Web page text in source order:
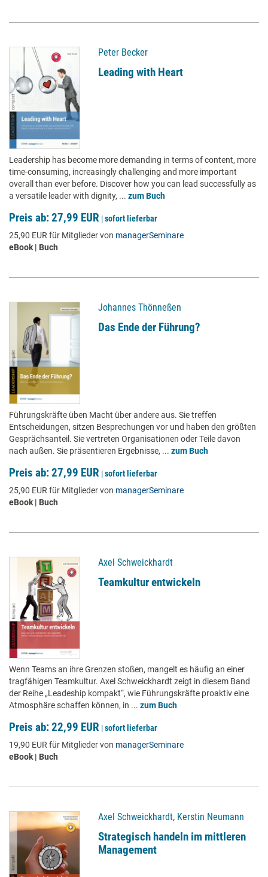
Peter Becker
Leading with Heart
Leadership has become more demanding in terms of content, more
time-consuming, increasingly challenging and more important
overall than ever before. Discover how you can lead successfully as
a versatile leader with dignity, ... zum Buch
Preis ab: 27,99 EUR |sofort lieferbar
25,90 EUR für Mitglieder von managerSeminare
eBook | Buch
Johannes Thönneßen
Das Ende der Führung?
Führungskräfte üben Macht über andere aus. Sie treffen
Entscheidungen, sitzen Besprechungen vor und haben den größten
Gesprächsanteil. Sie vertreten Organisationen oder Teile davon
nach außen. Sie präsentieren Ergebnisse, ... zum Buch
Preis ab: 27,99 EUR |sofort lieferbar
25,90 EUR für Mitglieder von managerSeminare
eBook | Buch
Axel Schweickhardt
Teamkultur entwickeln
Wenn Teams an ihre Grenzen stoßen, mangelt es häufig an einer
tragfähigen Teamkultur. Axel Schweickhardt zeigt in diesem Band
der Reihe „Leadeship kompakt“, wie Führungskräfte proaktiv eine
Atmosphäre schaffen können, in ... zum Buch
Preis ab: 22,99 EUR |sofort lieferbar
19,90 EUR für Mitglieder von managerSeminare
eBook | Buch
Axel Schweickhardt, Kerstin Neumann
Strategisch handeln im mittleren
Management